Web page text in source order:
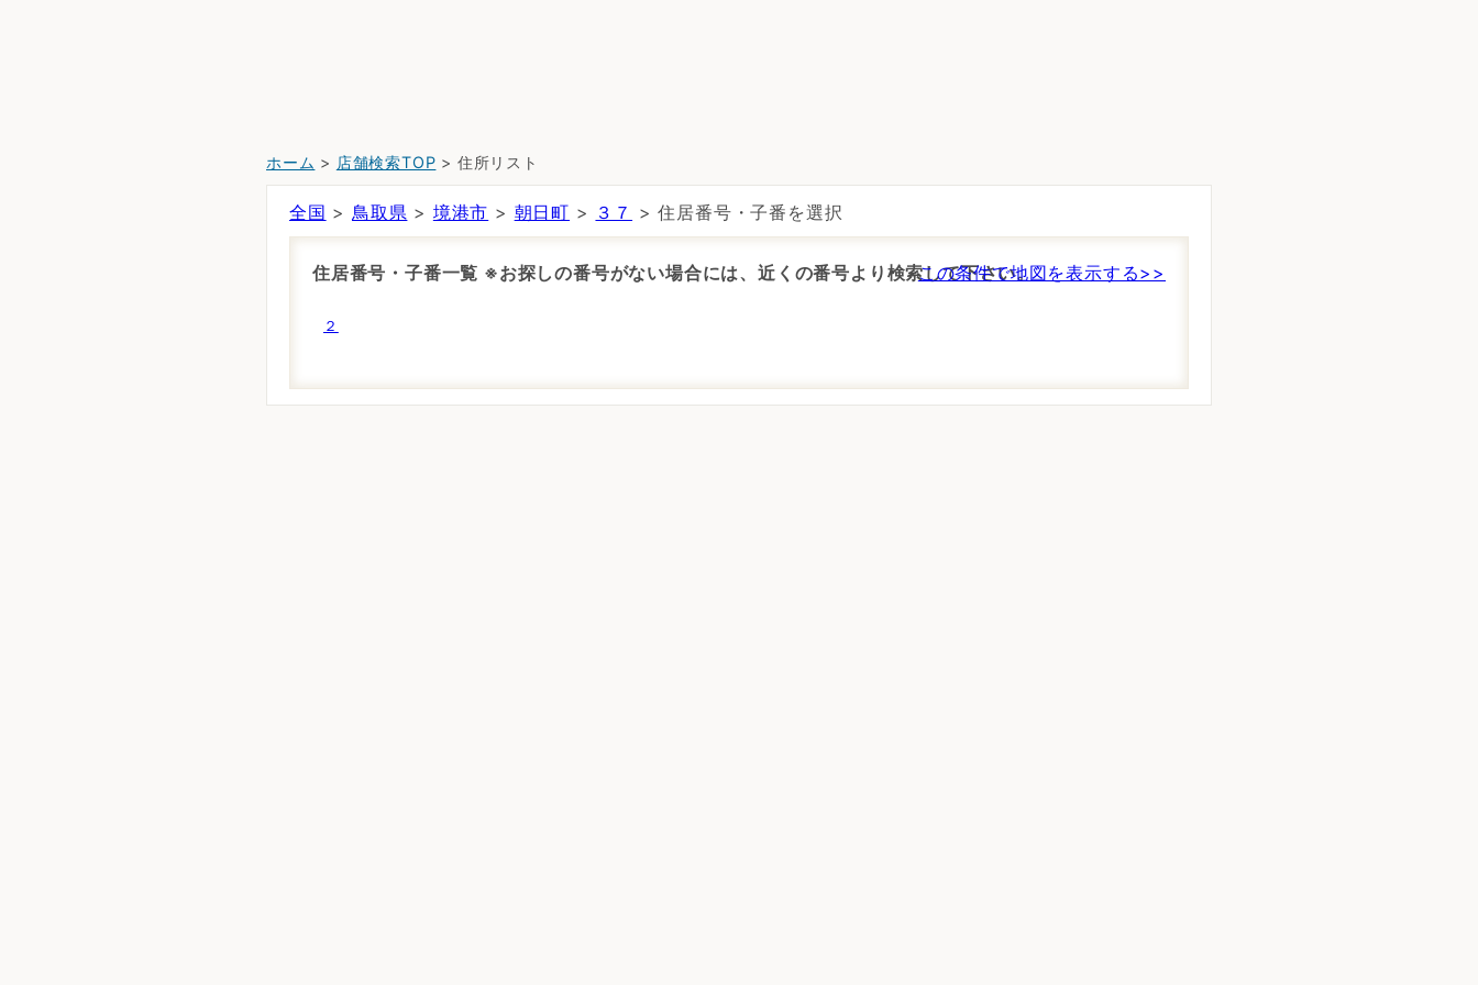
ホーム > 店舗検索TOP > 住所リスト
全国 >鳥取県 > 境港市 > 朝日町 > ３７ > 住居番号・子番を選択
住居番号・子番一覧 ※お探しの番号がない場合には、近くの番号より検索して下さい。この条件で地図を表示する>>
２